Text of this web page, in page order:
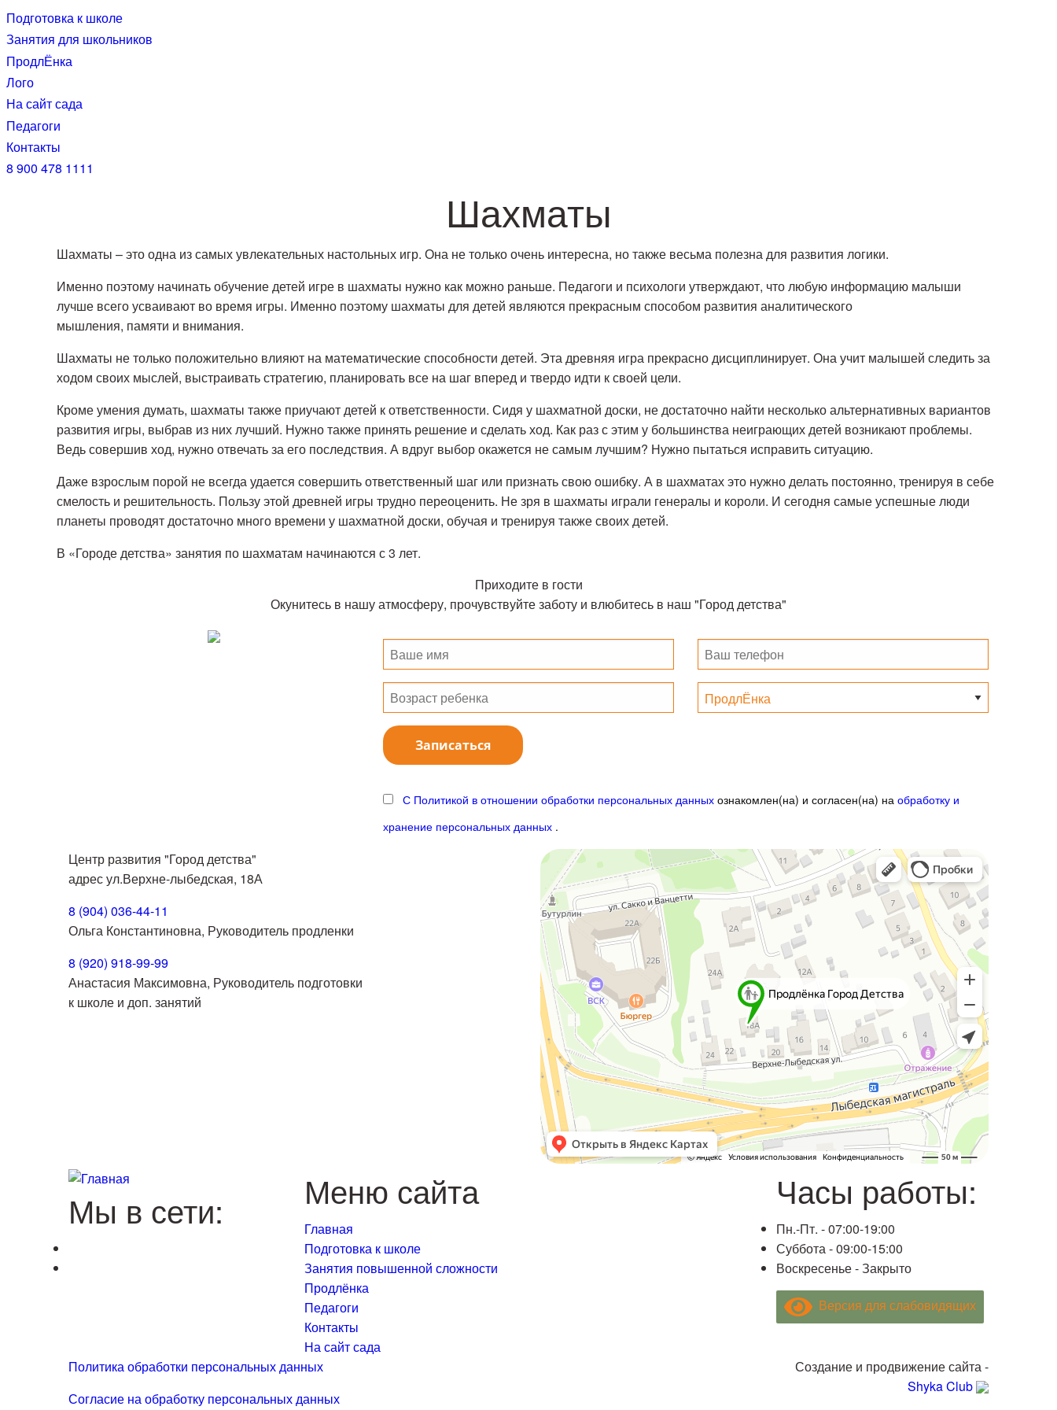
to
the
content
Подготовка к школе
Занятия для школьников
ПродлЁнка
Лого
На сайт сада
Педагоги
Контакты
8 900 478 1111
Шахматы
Шахматы – это одна из самых увлекательных настольных игр. Она не только очень интересна, но также весьма полезна для развития логики.
Именно поэтому начинать обучение детей игре в шахматы нужно как можно раньше. Педагоги и психологи утверждают, что любую информацию малыши
лучше всего усваивают во время игры. Именно поэтому шахматы для детей являются прекрасным способом развития аналитического
мышления, памяти и внимания.
Шахматы не только положительно влияют на математические способности детей. Эта древняя игра прекрасно дисциплинирует. Она учит малышей следить за
ходом своих мыслей, выстраивать стратегию, планировать все на шаг вперед и твердо идти к своей цели.
Кроме умения думать, шахматы также приучают детей к ответственности. Сидя у шахматной доски, не достаточно найти несколько альтернативных вариантов
развития игры, выбрав из них лучший. Нужно также принять решение и сделать ход. Как раз с этим у большинства неиграющих детей возникают проблемы.
Ведь совершив ход, нужно отвечать за его последствия. А вдруг выбор окажется не самым лучшим? Нужно пытаться исправить ситуацию.
Даже взрослым порой не всегда удается совершить ответственный шаг или признать свою ошибку. А в шахматах это нужно делать постоянно, тренируя в себе
смелость и решительность. Пользу этой древней игры трудно переоценить. Не зря в шахматы играли генералы и короли. И сегодня самые успешные люди
планеты проводят достаточно много времени у шахматной доски, обучая и тренируя также своих детей.
В «Городе детства» занятия по шахматам начинаются с 3 лет.
Приходите в гости
Окунитесь в нашу атмосферу, прочувствуйте заботу и влюбитесь в наш "Город детства"
С Политикой в отношении обработки персональных данных ознакомлен(на) и согласен(на) на обработку и
хранение персональных данных .
Центр развития "Город детства"
адрес ул.Верхне-лыбедская, 18А
8 (904) 036-44-11
Ольга Константиновна, Руководитель продленки
8 (920) 918-99-99
Анастасия Максимовна, Руководитель подготовки
к школе и доп. занятий
Мы в сети: Меню сайта
Главная
Подготовка к школе
Занятия повышенной сложности
Продлёнка
Педагоги
Контакты
На сайт сада
Часы работы:
Пн.-Пт. -07:00-19:00
Суббота -09:00-15:00
Воскресенье -Закрыто
Версия для слабовидящих
Политика обработки персональных данных
Согласие на обработку персональных данных
Создание и продвижение сайта -
Shyka Club